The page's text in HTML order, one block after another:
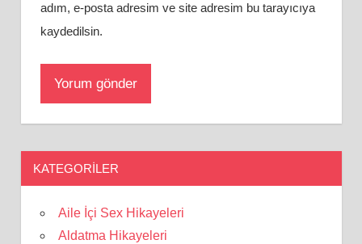
adım, e-posta adresim ve site adresim bu tarayıcıya
kaydedilsin.
KATEGORILER
Aile İçi Sex Hikayeleri
Aldatma Hikayeleri